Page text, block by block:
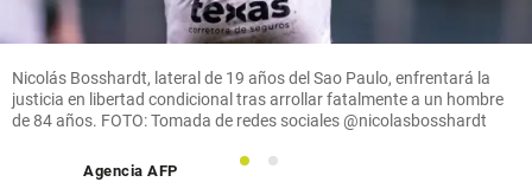
Nicolás Bosshardt, lateral de 19 años del Sao Paulo, enfrentará la
justicia en libertad condicional tras arrollar fatalmente a un hombre
de 84 años. FOTO: Tomada de redes sociales @nicolasbosshardt
1 2
Agencia AFP